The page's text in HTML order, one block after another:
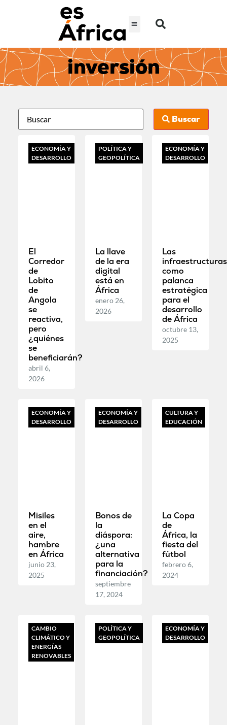
inversión
Buscar
ECONOMÍA Y
DESARROLLO
El
Corredor
de
Lobito
de
Angola
se
reactiva,
pero
¿quiénes
se
beneficiarán?
abril 6,
2026
POLÍTICA Y
GEOPOLÍTICA
La llave
de la era
digital
está en
África
enero 26,
2026
ECONOMÍA Y
DESARROLLO
Las
infraestructuras
como
palanca
estratégica
para el
desarrollo
de África
octubre 13,
2025
ECONOMÍA Y
DESARROLLO
Misiles
en el
aire,
hambre
en África
junio 23,
2025
ECONOMÍA Y
DESARROLLO
Bonos de
la
diáspora:
¿una
alternativa
para la
financiación?
septiembre
17, 2024
CULTURA Y
EDUCACIÓN
La Copa
de
África, la
fiesta del
fútbol
febrero 6,
2024
CAMBIO
CLIMÁTICO Y
ENERGÍAS
RENOVABLES
POLÍTICA Y
GEOPOLÍTICA
ECONOMÍA Y
DESARROLLO